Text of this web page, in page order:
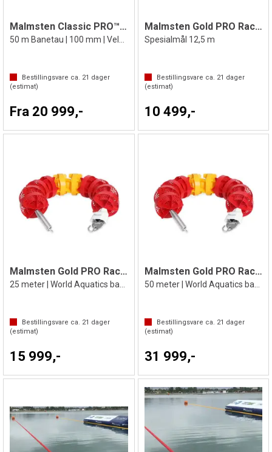
Malmsten Classic PRO™ Racing Lane 50 m
Bestillingsvare ca. 21 dager
(estimat)
Fra 20 999,-
Malmsten Gold PRO Racing Lane 12,5 m
Spesialmål 12,5 m
Bestillingsvare ca. 21 dager
(estimat)
10 499,-
Malmsten Gold PRO Racing Lane 25 m
Bestillingsvare ca. 21 dager
(estimat)
15 999,-
Malmsten Gold PRO Racing Lane 50 m
Bestillingsvare ca. 21 dager
(estimat)
31 999,-